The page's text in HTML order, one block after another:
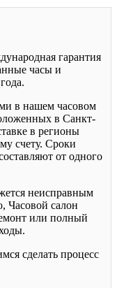
гарантия
часы и
в нашем часовом
в Санкт-
в регионы
счету. Сроки
от одного
неисправным
Часовой салон
или полный
сделать процесс